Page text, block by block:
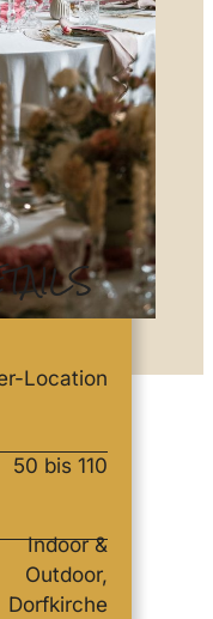
Location
50 bis 110
Indoor &
Outdoor,
Dorfkirche